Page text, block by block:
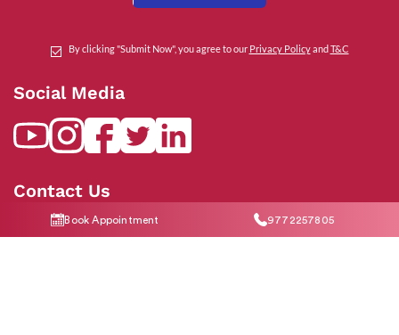
Book Appointment 9772257805
By clicking "Submit Now", you agree to our Privacy PolicyandT&C
Social Media
Contact Us
help@indiraivf.in